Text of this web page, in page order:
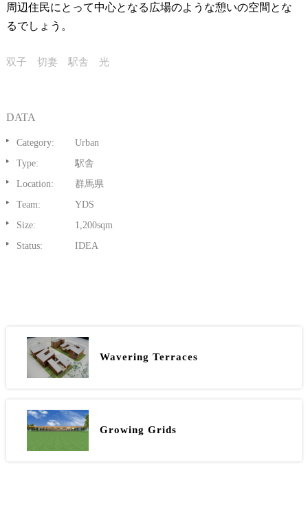
周辺住民にとって中心となる広場のような憩いの空間とな
るでしょう。
双子 切妻 駅舎 光
DATA
Category:
Urban
Type:
駅舎
Location:
群馬県
Team:
YDS
Size:
1,200sqm
Status:
IDEA
Wavering Terraces
Growing Grids